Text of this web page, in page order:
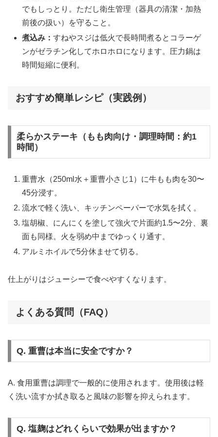
でもしっとり。ただし衛生管理（器具の清潔・加熱
前後の扱い）を守ること。
煮込み：すねやスジは低火で長時間煮るとコラーゲ
ンがゼラチン化してホロホロになります。圧力鍋は
時間短縮に便利。
おすすめ簡単レシピ（実践例）
柔らかステーキ（もも肉向け・調理時間：約1
時間）
重曹水（250ml水＋重曹小さじ1）に牛もも肉を30〜
45分浸す。
流水で軽く洗い、キッチンペーパーで水気を拭く。
塩胡椒、にんにくを塗して強火で片面約1.5〜2分、裏
面も同様。火を弱め中までゆっくり通す。
アルミホイルで5分休ませて切る。
仕上がりはジューシーで食べやすくなります。
よくある質問（FAQ）
Q. 重曹は本当に安全ですか？
A. 食用重曹は調理で一般的に使用されます。使用後は軽
く洗い流すか拭き取ると風味の影響を抑えられます。
Q. 塩麹はどれくらいで効果が出ますか？